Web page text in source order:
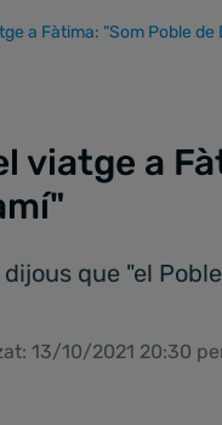
a Fàtima: "Som Poble de
viatge a
que "el
13/10/2021 20:30